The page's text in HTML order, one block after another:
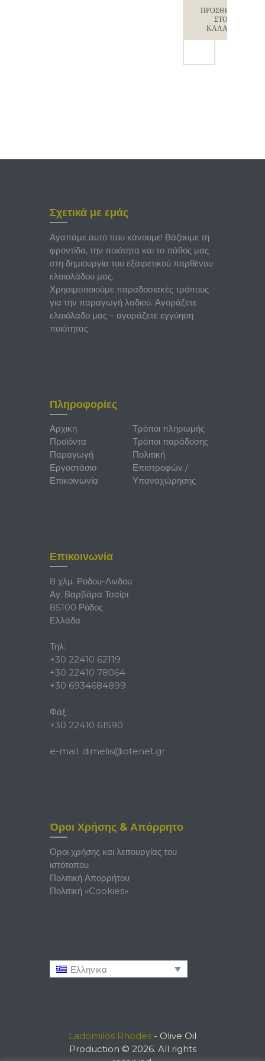
αδο
100 ml
ΠΡΟΣΘΉΚΗ
ΣΤΟ
ΚΑΛΆΘΙ
Σχετικά με εμάς
Αγαπάμε αυτό που κάνουμε! Βάζουμε τη
φροντίδα, την ποιότητα και το πάθος μας
στη δημιουργία του εξαιρετικού παρθένου
ελαιολάδου μας.
Χρησιμοποιούμε παραδοσιακές τρόπους
για την παραγωγή λαδιού. Αγοράζετε
ελαιόλαδο μας – αγοράζετε εγγύηση
ποιότητας.
Πληροφορίες
Αρχικη
Προϊόντα
Παραγωγή
Εργοστάσιο
Επικοινωνία
Τρόποι πληρωμής
Τρόποι παράδοσης
Πολιτική
Επιστροφών /
Υπαναχώρησης
Επικοινωνία
8 χλμ. Ροδου-Λινδου
Αγ. Βαρβάρα Τσαίρι
85100 Ρόδος
Ελλάδα
Τηλ:
+30 22410 62119
+30 22410 78064
+30 6934684899
Φάξ:
+30 22410 61590
e-mail: dimelis@otenet.gr
Όροι Χρήσης & Απόρρητο
Όροι χρήσης και λειτουργίας του
ιστότοπου
Πολιτική Απορρήτου
Πολιτική «Cookies»
Ελληνικα
Ladomilos Rhodes - Olive Oil
Production © 2026. All rights